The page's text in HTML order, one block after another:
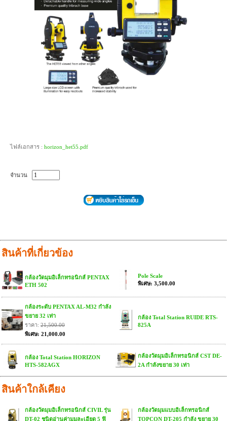
ไฟล์เอกสาร : horizon_het55.pdf
จำนวน
สินค้าที่เกี่ยวข้อง
กล้องวัดมุมอิเล็กทรอนิกส์ PENTAX
ETH 502
Pole Scale
พิเศษ: 3,500.00
กล้องระดับ PENTAX AL-M32 กำลัง
ขยาย 32 เท่า
ราคา: 21,500.00
พิเศษ: 21,000.00
กล้อง Total Station RUIDE RTS-
825A
กล้อง Total Station HORIZON
HTS-582AGX
กล้องวัดมุมอิเล็กทรอนิกส์ CST DE-
2A กำลังขยาย 30 เท่า
สินค้าใกล้เคียง
กล้องวัดมุมอิเล็กทรอนิกส์ CIVIL รุ่น
DT-02 ชนิดอ่านค่ามุมละเอียด 5 ฟิ
กล้องวัดมุมแบบอิเล็กทรอนิกส์
TOPCON DT-205 กำลัง ขยาย 30